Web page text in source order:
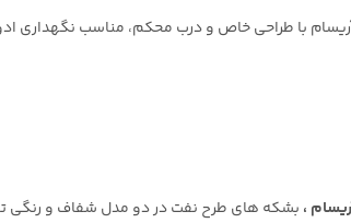
بشکه های طرح نفت در دو مدل شفاف و